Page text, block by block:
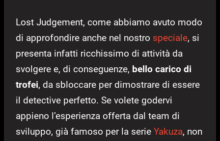
Lost Judgement, come abbiamo avuto modo
di approfondire anche nel nostro speciale, si
presenta infatti ricchissimo di attività da
svolgere e, di conseguenze, bello carico di
trofei, da sbloccare per dimostrare di essere
il detective perfetto. Se volete godervi
appieno l’esperienza offerta dal team di
sviluppo, già famoso per la serie Yakuza, non